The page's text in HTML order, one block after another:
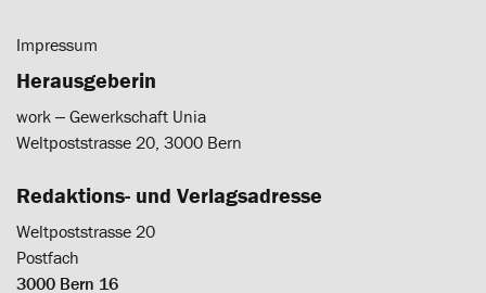
Impressum
Herausgeberin
work ‒ Gewerkschaft Unia
Weltpoststrasse 20, 3000 Bern
Redaktions- und Verlagsadresse
Weltpoststrasse 20
Postfach
3000 Bern 16